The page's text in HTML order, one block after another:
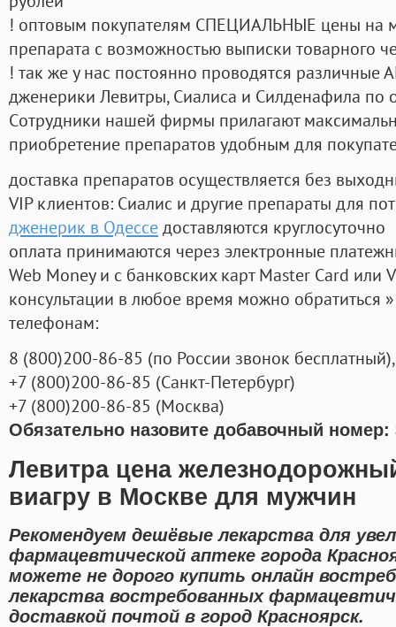
! оптовым покупателям СПЕЦИАЛЬНЫЕ цены на
препарата с возможностью выписки товарного
! так же у нас постоянно проводятся
дженерики Левитры, Сиалиса и Силденафила по
Cотрудники нашей фирмы прилагают
приобретение препаратов удобным для
доставка препаратов осуществляется без
VIP клиентов: Сиалис и другие препараты для
дженерик в Одесседоставляются круглосуточно
оплата принимаются через электронные
Web Money и с банковских карт Master Card или
консультации в любое время можно обратиться
телефонам:
8 (800)200-86-85 (по России звонок бесплатный),
+7 (800)200-86-85 (Санкт-Петербург)
+7 (800)200-86-85 (Москва)
Обязательно назовите добавочный номер:
Левитра цена
виагру в Москве для мужчин
Рекомендуем дешёвые лекарства для
фармацевтической аптеке города
можете не дорого купить онлайн
лекарства востребованных
доставкой почтой в город Красноярск.